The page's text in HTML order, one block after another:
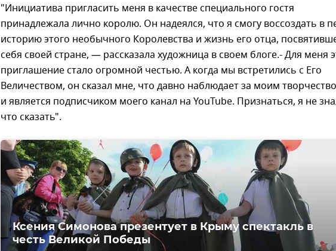
"Инициатива пригласить меня в качестве специального гостя
принадлежала лично королю. Он надеялся, что я смогу воссоздать в
историю этого необычного Королевства и жизнь его отца,
себя своей стране, — рассказала художница в своем блоге.- Для меня
приглашение стало огромной честью. А когда мы встретились с Его
Величеством, он сказал мне, что давно наблюдает за моим
и является подписчиком моего канал на YouTube. Признаться, я не
что сказать".
Ксения Симонова презентует в Крыму спектакль в
честь Великой Победы